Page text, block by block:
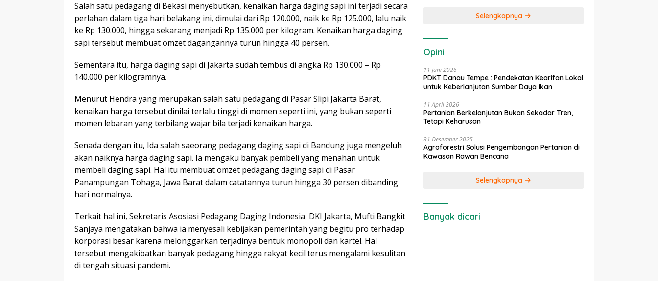
Salah satu pedagang di Bekasi menyebutkan, kenaikan harga daging sapi ini terjadi secara
perlahan dalam tiga hari belakang ini, dimulai dari Rp 120.000, naik ke Rp 125.000, lalu naik
ke Rp 130.000, hingga sekarang menjadi Rp 135.000 per kilogram. Kenaikan harga daging
sapi tersebut membuat omzet dagangannya turun hingga 40 persen.
Sementara itu, harga daging sapi di Jakarta sudah tembus di angka Rp 130.000 – Rp
140.000 per kilogramnya.
Menurut Hendra yang merupakan salah satu pedagang di Pasar Slipi Jakarta Barat,
kenaikan harga tersebut dinilai terlalu tinggi di momen seperti ini, yang bukan seperti
momen lebaran yang terbilang wajar bila terjadi kenaikan harga.
Senada dengan itu, Ida salah saeorang pedagang daging sapi di Bandung juga mengeluh
akan naiknya harga daging sapi. Ia mengaku banyak pembeli yang menahan untuk
membeli daging sapi. Hal itu membuat omzet pedagang daging sapi di Pasar
Panampungan Tohaga, Jawa Barat dalam catatannya turun hingga 30 persen dibanding
hari normalnya.
Terkait hal ini, Sekretaris Asosiasi Pedagang Daging Indonesia, DKI Jakarta, Mufti Bangkit
Sanjaya mengatakan bahwa ia menyesali kebijakan pemerintah yang begitu pro terhadap
korporasi besar karena melonggarkan terjadinya bentuk monopoli dan kartel. Hal
tersebut mengakibatkan banyak pedagang hingga rakyat kecil terus mengalami kesulitan
di tengah situasi pandemi.
Selengkapnya
Opini
11 Juni 2026
PDKT Danau Tempe : Pendekatan Kearifan Lokal
untuk Keberlanjutan Sumber Daya Ikan
11 April 2026
Pertanian Berkelanjutan Bukan Sekadar Tren,
Tetapi Keharusan
31 Desember 2025
Agroforestri Solusi Pengembangan Pertanian di
Kawasan Rawan Bencana
Selengkapnya
Banyak dicari